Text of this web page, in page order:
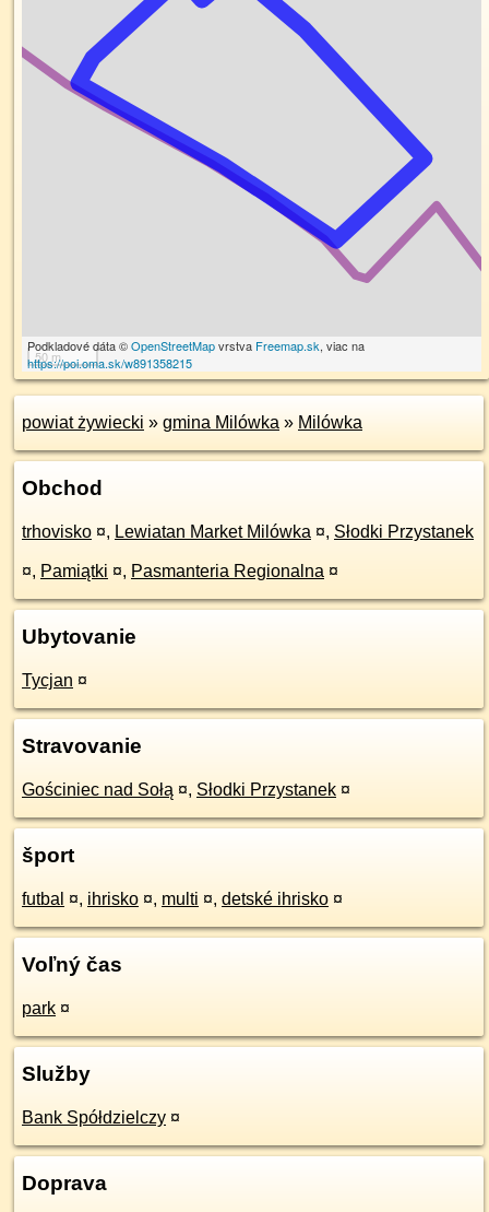
50 m
Podkladové dáta ©OpenStreetMapvrstva Freemap.sk, viac na
https://poi.oma.sk/w891358215
powiat żywiecki » gmina Milówka » Milówka
Obchod
trhovisko ¤, Lewiatan Market Milówka ¤, Słodki Przystanek
¤, Pamiątki ¤, Pasmanteria Regionalna ¤
Ubytovanie
Tycjan ¤
Stravovanie
Gościniec nad Sołą ¤, Słodki Przystanek ¤
šport
futbal ¤, ihrisko ¤, multi ¤, detské ihrisko ¤
Voľný čas
park ¤
Služby
Bank Spółdzielczy ¤
Doprava